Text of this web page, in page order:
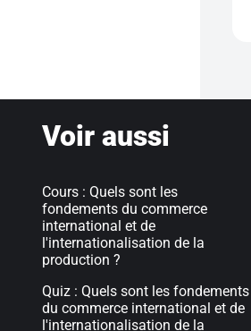
Voir aussi
Cours : Quels sont les
fondements du commerce
international et de
l'internationalisation de la
production ?
Quiz : Quels sont les fondements
du commerce international et de
l'internationalisation de la